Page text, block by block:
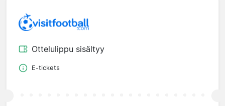
Ottelulippu sisältyy
E-tickets